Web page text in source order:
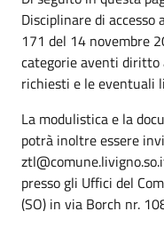
Disciplinare di accesso
171 del 14 novembre
categorie aventi diritto
richiesti e le eventuali
La modulistica e la
potrà inoltre essere
presso gli Uffici del
(SO) in via Borch nr.